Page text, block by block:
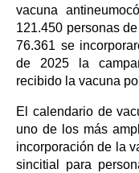
vacuna
121.450 personas
76.361 se
de 2025 la
recibido la vacuna
El calendario de
uno de los más
incorporación de la
sincitial para